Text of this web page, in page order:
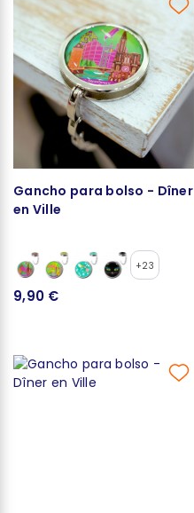
Gancho para bolso - Dîner
en Ville
+23
9,90 €